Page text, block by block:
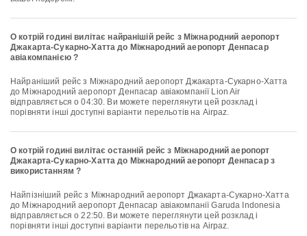
О котрій годині вилітає найранішій рейс з Міжнародний аеропорт
Джакарта-Сукарно-Хатта до Міжнародний аеропорт Денпасар
авіакомпанією ?
Найраніший рейс з Міжнародний аеропорт Джакарта-Сукарно-Хатта
до Міжнародний аеропорт Денпасар авіакомпанії Lion Air
відправляється о 04:30. Ви можете переглянути цей розклад і
порівняти інші доступні варіанти перельотів на Airpaz.
О котрій годині вилітає останній рейс з Міжнародний аеропорт
Джакарта-Сукарно-Хатта до Міжнародний аеропорт Денпасар з
використанням ?
Найпізніший рейс з Міжнародний аеропорт Джакарта-Сукарно-Хатта
до Міжнародний аеропорт Денпасар авіакомпанії Garuda Indonesia
відправляється о 22:50. Ви можете переглянути цей розклад і
порівняти інші доступні варіанти перельотів на Airpaz.